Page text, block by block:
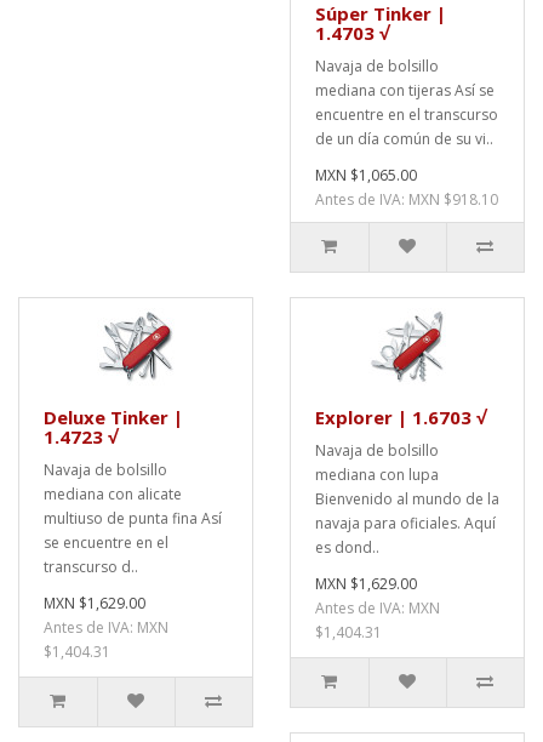
Súper Tinker |
1.4703 √
Navaja de bolsillo
mediana con tijeras Así se
encuentre en el transcurso
de un día común de su vi..
MXN $1,065.00
Antes de IVA: MXN $918.10
Deluxe Tinker |
1.4723 √
Navaja de bolsillo
mediana con alicate
multiuso de punta fina Así
se encuentre en el
transcurso d..
MXN $1,629.00
Antes de IVA: MXN
$1,404.31
Explorer | 1.6703 √
Navaja de bolsillo
mediana con lupa
Bienvenido al mundo de la
navaja para oficiales. Aquí
es dond..
MXN $1,629.00
Antes de IVA: MXN
$1,404.31